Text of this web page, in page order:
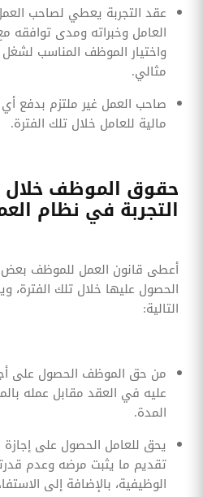
عقد التجربة يعطي لصاحب
العامل وخبراته ومدى توافقه
واختيار الموظف المناسب
مثالي.
صاحب العمل غير ملتزم بدفع
مالية للعامل خلال تلك الفترة.
حقوق الموظف خلال
التجربة في نظام
أعطى قانون العمل للموظف بعض
الحصول عليها خلال تلك الفترة،
التالية:
من حق الموظف الحصول على
عليه في العقد مقابل عمله
المدة.
يحق للعامل الحصول على
تقديم ما يثبت مرضه وعدم
الوظيفية، بالإضافة إلى